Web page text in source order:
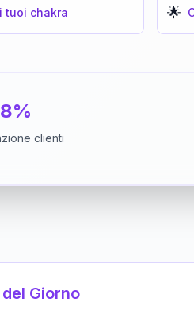
tuoi chakra 🌟
clienti
Giorno